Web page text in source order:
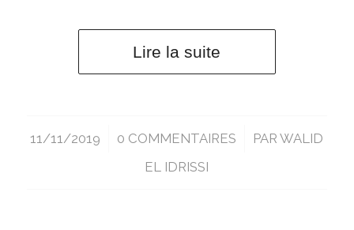
Lire la suite
11/11/2019
/ 0 COMMENTAIRES
/ PARWALID
EL IDRISSI